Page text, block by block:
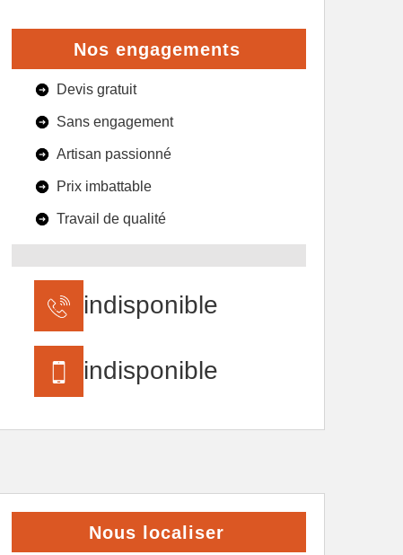
Nos engagements
Devis gratuit
Sans engagement
Artisan passionné
Prix imbattable
Travail de qualité
indisponible
indisponible
Nous localiser